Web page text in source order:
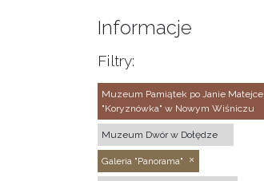
Informacje
Filtry:
Muzeum Pamiątek po Janie Matejce
"Koryznówka" w Nowym Wiśniczu
Muzeum Dwór w Dołędze
Galeria "Panorama"